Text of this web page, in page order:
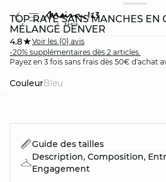
TOP RAYÉ SANS MANCHES EN
MÉLANGÉ DENVER
4.8
Voir les {0} avis
-20% supplémentaires dès 2 articles.
Payez en 3 fois sans frais dès 50€ d'achat
Couleur bleu
Guide des tailles
Description, Composition,
Engagement